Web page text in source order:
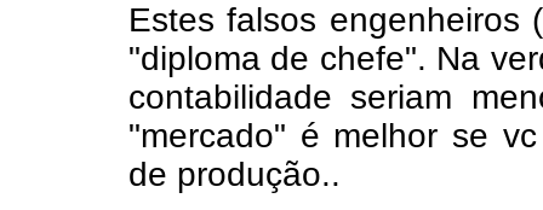
Estes falsos engenheiros
"diploma de chefe". Na
contabilidade seriam
"mercado" é melhor se
de produção..